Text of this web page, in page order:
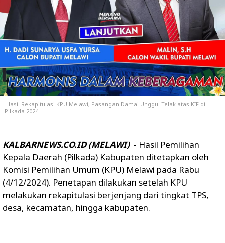
Hasil Rekapitulasi KPU Melawi, Pasangan Damai Unggul Telak atas KIF di
Pilkada 2024
KALBARNEWS.CO.ID (MELAWI)- Hasil Pemilihan
Kepala Daerah (Pilkada) Kabupaten ditetapkan oleh
Komisi Pemilihan Umum (KPU) Melawi pada Rabu
(4/12/2024). Penetapan dilakukan setelah KPU
melakukan rekapitulasi berjenjang dari tingkat TPS,
desa, kecamatan, hingga kabupaten.